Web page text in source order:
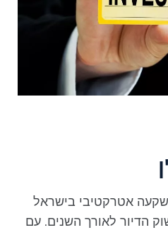
אטרקטיבי בישראל
הדיור לאורך השנים. עם